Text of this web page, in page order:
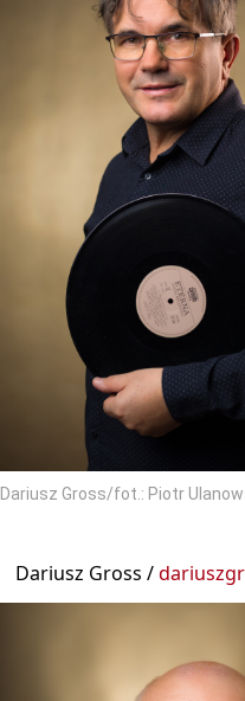
Dariusz Gross/fot.: Piotr
Dariusz Gross /